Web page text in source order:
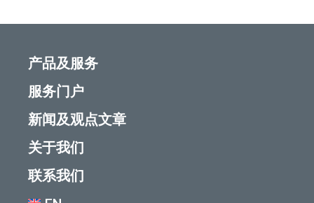
产品及服务
服务门户
新闻及观点文章
关于我们
联系我们